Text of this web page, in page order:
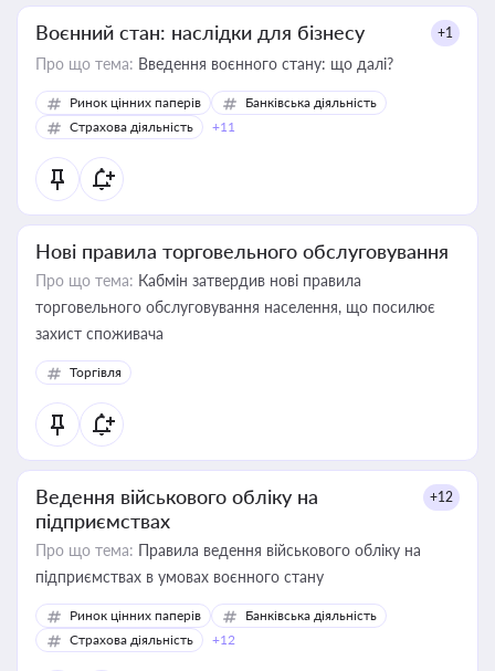
Воєнний стан: наслідки для бізнесу +1
Про що тема: Введення воєнного стану: що далі?
Ринок цінних паперів
Банківська діяльність
Страхова діяльність
+11
Нові правила торговельного обслуговування
Про що тема: Кабмін затвердив нові правила
торговельного обслуговування населення, що посилює
захист споживача
Торгівля
Ведення військового обліку на
підприємствах
+12
Про що тема: Правила ведення військового обліку на
підприємствах в умовах воєнного стану
Ринок цінних паперів
Банківська діяльність
Страхова діяльність
+12